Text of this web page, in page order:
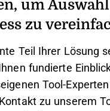
zu
Teil Ihrer Lösung
fundierte
Tool-
zu unserem